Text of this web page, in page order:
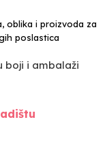
oblika i proizvoda za
poslastica
boji i ambalaži